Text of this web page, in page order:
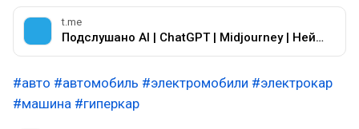
t.me
Подслушано AI | ChatGPT | Midjourney | Нейросети
#авто #автомобиль #электромобили #электрокар
#машина #гиперкар